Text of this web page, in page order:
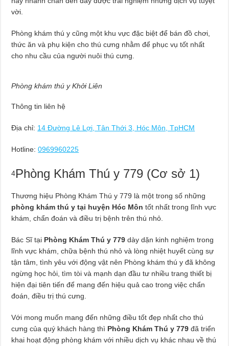
vời.
Phòng khám thú y cũng một khu vực đặc biệt để bán đồ chơi,
thức ăn và phụ kiện cho thú cưng nhằm để phục vụ tốt nhất
cho nhu cầu của người nuôi thú cưng.
Phòng khám thú y Khởi Liên
Thông tin liên hệ
Địa chỉ: 14 Đường Lê Lợi, Tân Thới 3, Hóc Môn, TpHCM
Hotline: 0969960225
4Phòng Khám Thú y 779 (Cơ sở 1)
Thương hiệu Phòng Khám Thú y 779 là một trong số những
phòng khám thú y tại huyện Hóc Môn tốt nhất trong lĩnh vực
khám, chẩn đoán và điều trị bệnh trên thú nhỏ.
Bác Sĩ tại Phòng Khám Thú y 779 dày dặn kinh nghiệm trong
lĩnh vực khám, chữa bệnh thú nhỏ và lòng nhiệt huyết cùng sự
tận tâm, tình yêu với động vật nên Phòng khám thú y đã không
ngừng học hỏi, tìm tòi và mạnh dạn đầu tư nhiều trang thiết bị
hiện đại tiên tiến để mang đến hiệu quả cao trong việc chẩn
đoán, điều trị thú cưng.
Với mong muốn mang đến những điều tốt đẹp nhất cho thú
cưng của quý khách hàng thì Phòng Khám Thú y 779 đã triển
khai hoạt động phòng khám với nhiều dịch vụ khác nhau về thú